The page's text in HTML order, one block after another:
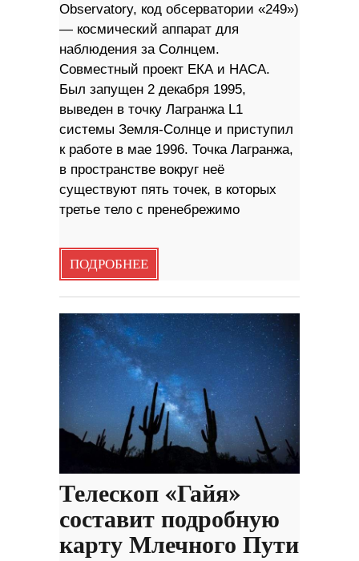
Observatory, код обсерватории «249»)
— космический аппарат для
наблюдения за Солнцем.
Совместный проект ЕКА и НАСА.
Был запущен 2 декабря 1995,
выведен в точку Лагранжа L1
системы Земля-Солнце и приступил
к работе в мае 1996. Точка Лагранжа,
в пространстве вокруг неё
существуют пять точек, в которых
третье тело с пренебрежимо
ПОДРОБНЕЕ
Телескоп «Гайя»
составит подробную
карту Млечного Пути